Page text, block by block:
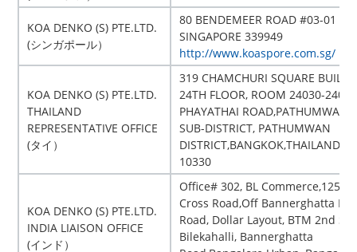
KOA DENKO (S) PTE.LTD.
(シンガポール）
80 BENDEMEER ROAD #03-01
SINGAPORE 339949
http://www.koaspore.com.sg/
KOA DENKO (S) PTE.LTD.
THAILAND
REPRESENTATIVE OFFICE
(タイ）
319 CHAMCHURI SQUARE
24TH FLOOR, ROOM 24030-
PHAYATHAI ROAD,PATHUMWAN
SUB-DISTRICT, PATHUMWAN
DISTRICT,BANGKOK,THAILAND
10330
KOA DENKO (S) PTE.LTD.
INDIA LIAISON OFFICE
(インド）
Office# 302, BL Commerce,125,
Cross Road,Off Bannerghatta
Road, Dollar Layout, BTM 2nd
Bilekahalli, Bannerghatta